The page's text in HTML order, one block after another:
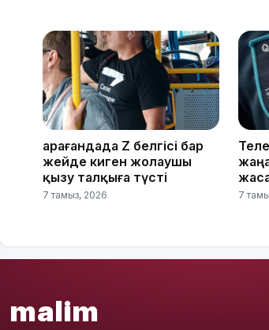
Қарағандада Z белгісі бар
жейде киген жолаушы
қызу талқыға түсті
7 тамыз, 2026 7
malim